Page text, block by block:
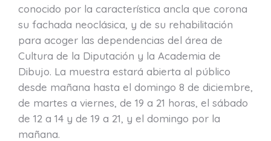
conocido por la característica ancla que corona
su fachada neoclásica, y de su rehabilitación
para acoger las dependencias del área de
Cultura de la Diputación y la Academia de
Dibujo. La muestra estará abierta al público
desde mañana hasta el domingo 8 de diciembre,
de martes a viernes, de 19 a 21 horas, el sábado
de 12 a 14 y de 19 a 21, y el domingo por la
mañana.